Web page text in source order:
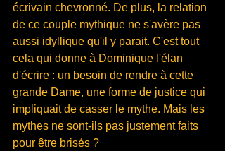
écrivain chevronné. De plus, la relation
de ce couple mythique ne s'avère pas
aussi idyllique qu'il y parait. C'est tout
cela qui donne à Dominique l'élan
d'écrire : un besoin de rendre à cette
grande Dame, une forme de justice qui
impliquait de casser le mythe. Mais les
mythes ne sont-ils pas justement faits
pour être brisés ?